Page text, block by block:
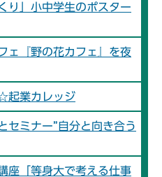
り」小中学生のポスター
ェ『野の花カフェ』を夜
起業カレッジ
セミナー”自分と向き合う
座「等身大で考える仕事